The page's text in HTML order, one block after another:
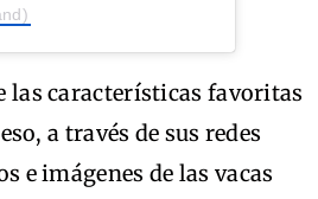
las características favoritas
a través de sus redes
e imágenes de las vacas